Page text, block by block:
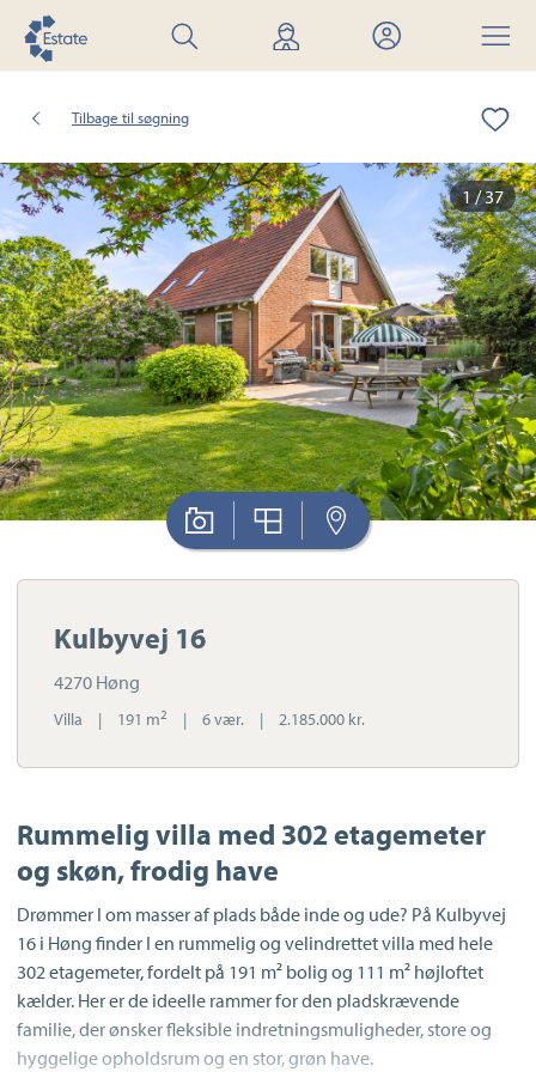
Søg
bolig
Find
mægler
Mit
Estate
Menu
Tilbage til søgning
1 / 37
Kulbyvej 16
4270 Høng
Villa | 191 m2 | 6 vær. | 2.185.000 kr.
Rummelig villa med 302 etagemeter
og skøn, frodig have
Drømmer I om masser af plads både inde og ude? På Kulbyvej
16 i Høng finder I en rummelig og velindrettet villa med hele
302 etagemeter, fordelt på 191 m² bolig og 111 m² højloftet
kælder. Her er de ideelle rammer for den pladskrævende
familie, der ønsker fleksible indretningsmuligheder, store og
hyggelige opholdsrum og en stor, grøn have.